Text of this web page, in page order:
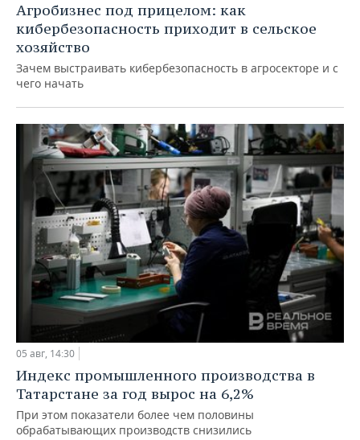
Агробизнес под прицелом: как
кибербезопасность приходит в сельское
хозяйство
Зачем выстраивать кибербезопасность в агросекторе и с
чего начать
05 авг, 14:30
Индекс промышленного производства в
Татарстане за год вырос на 6,2%
При этом показатели более чем половины
обрабатывающих производств снизились